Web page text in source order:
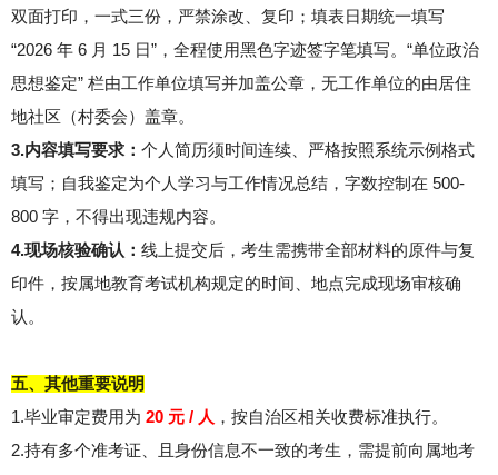
双面打印，一式三份，严禁涂改、复印；填表日期统一填写
“2026 年 6 月 15 日”，全程使用黑色字迹签字笔填写。“单位政治
思想鉴定” 栏由工作单位填写并加盖公章，无工作单位的由居住
地社区（村委会）盖章。
3.内容填写要求： 个人简历须时间连续、严格按照系统示例格式
填写；自我鉴定为个人学习与工作情况总结，字数控制在 500-
800 字，不得出现违规内容。
4.现场核验确认： 线上提交后，考生需携带全部材料的原件与复
印件，按属地教育考试机构规定的时间、地点完成现场审核确
认。
五、其他重要说明
1.毕业审定费用为 20 元 / 人 ，按自治区相关收费标准执行。
2.持有多个准考证、且身份信息不一致的考生，需提前向属地考